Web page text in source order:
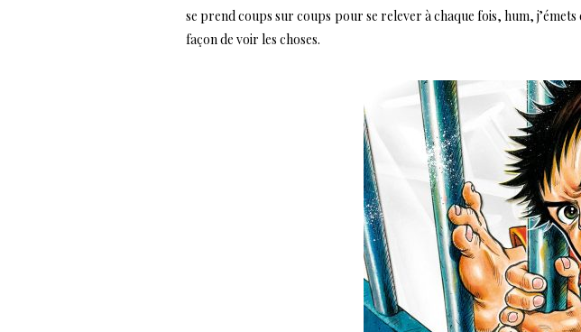
se prend coups sur coups pour se relever à chaque fois, hum,
façon de voir les choses.